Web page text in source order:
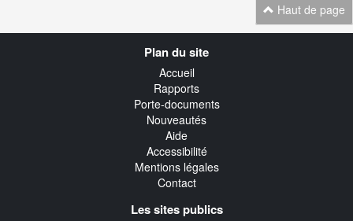
Haut de page
Plan du site
Accueil
Rapports
Porte-documents
Nouveautés
Aide
Accessibilité
Mentions légales
Contact
Les sites publics